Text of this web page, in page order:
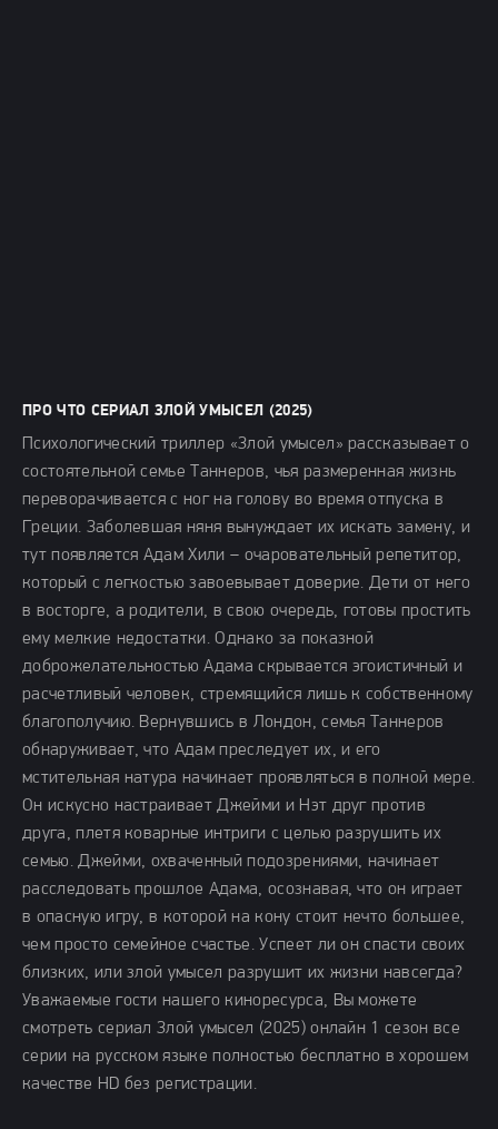
ПРО ЧТО СЕРИАЛ ЗЛОЙ УМЫСЕЛ (2025)
Психологический триллер «Злой умысел» рассказывает о
состоятельной семье Таннеров, чья размеренная жизнь
переворачивается с ног на голову во время отпуска в
Греции. Заболевшая няня вынуждает их искать замену, и
тут появляется Адам Хили – очаровательный репетитор,
который с легкостью завоевывает доверие. Дети от него
в восторге, а родители, в свою очередь, готовы простить
ему мелкие недостатки. Однако за показной
доброжелательностью Адама скрывается эгоистичный и
расчетливый человек, стремящийся лишь к собственному
благополучию. Вернувшись в Лондон, семья Таннеров
обнаруживает, что Адам преследует их, и его
мстительная натура начинает проявляться в полной мере.
Он искусно настраивает Джейми и Нэт друг против
друга, плетя коварные интриги с целью разрушить их
семью. Джейми, охваченный подозрениями, начинает
расследовать прошлое Адама, осознавая, что он играет
в опасную игру, в которой на кону стоит нечто большее,
чем просто семейное счастье. Успеет ли он спасти своих
близких, или злой умысел разрушит их жизни навсегда?
Уважаемые гости нашего киноресурса, Вы можете
смотреть сериал Злой умысел (2025) онлайн 1 сезон все
серии на русском языке полностью бесплатно в хорошем
качестве HD без регистрации.